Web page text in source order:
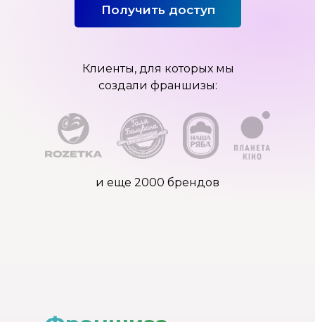
и еще 2000 брендов
Получить доступ
Клиенты, для которых мы
создали франшизы: